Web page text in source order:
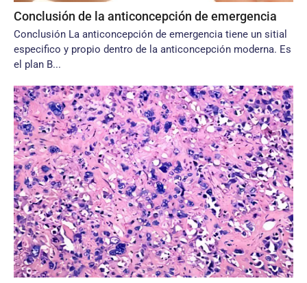
Conclusión de la anticoncepción de emergencia
Conclusión La anticoncepción de emergencia tiene un sitial
especifico y propio dentro de la anticoncepción moderna. Es
el plan B...